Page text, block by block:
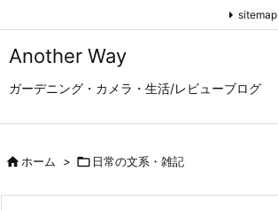
Another Way
ガーデニング・カメラ・生活/レビューブログ
sitemap
ホーム >  日常の文系・雑記